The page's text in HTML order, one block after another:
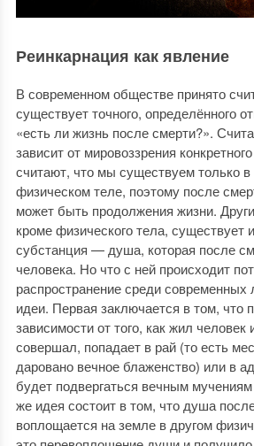
Реинкарнация как явление
В современном обществе принято
существует точного, определённого
«есть ли жизнь после смерти?».
зависит от мировоззрения
считают, что мы существуем только
физическом теле, поэтому после
может быть продолжения жизни.
кроме физического тела, существует
субстанция — душа, которая после
человека. Но что с ней происходит
распространение среди
идеи. Первая заключается в том, что
зависимости от того, как жил человек
совершал, попадает в рай (то есть
даровано вечное блаженство) или в
будет подвергаться вечным
же идея состоит в том, что душа
воплощается на земле в другом